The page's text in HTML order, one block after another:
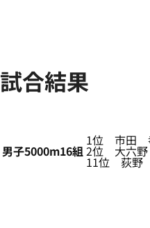
試合結果
男子5000m16組
1位 市田
2位 大六
11位 荻野